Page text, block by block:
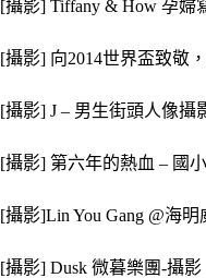
[攝影] Tiffany & How 孕婦
[攝影] 向2014世界盃致敬
[攝影] J – 男生街頭人像攝
[攝影] 第六年的熱血 – 國
[攝影]Lin You Gang @海
[攝影] Dusk 微暮樂團-攝影